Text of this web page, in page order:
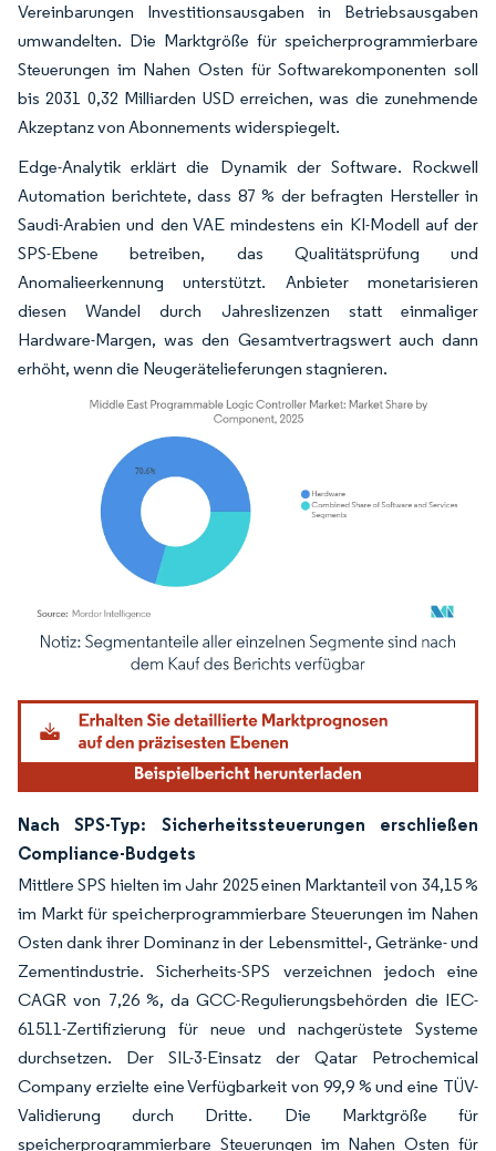
Vereinbarungen Investitionsausgaben in Betriebsausgaben
umwandelten. Die Marktgröße für speicherprogrammierbare
Steuerungen im Nahen Osten für Softwarekomponenten soll
bis 2031 0,32 Milliarden USD erreichen, was die zunehmende
Akzeptanz von Abonnements widerspiegelt.
Edge-Analytik erklärt die Dynamik der Software. Rockwell
Automation berichtete, dass 87 % der befragten Hersteller in
Saudi-Arabien und den VAE mindestens ein KI-Modell auf der
SPS-Ebene betreiben, das Qualitätsprüfung und
Anomalieerkennung unterstützt. Anbieter monetarisieren
diesen Wandel durch Jahreslizenzen statt einmaliger
Hardware-Margen, was den Gesamtvertragswert auch dann
erhöht, wenn die Neugerätelieferungen stagnieren.
Bild © Mordor Intelligence. Wiederverwendung erfordert Namensnennung
Nach SPS-Typ: Sicherheitssteuerungen erschließen
Compliance-Budgets
Mittlere SPS hielten im Jahr 2025 einen Marktanteil von 34,15 %
im Markt für speicherprogrammierbare Steuerungen im Nahen
Osten dank ihrer Dominanz in der Lebensmittel-, Getränke- und
Zementindustrie. Sicherheits-SPS verzeichnen jedoch eine
CAGR von 7,26 %, da GCC-Regulierungsbehörden die IEC-
61511-Zertifizierung für neue und nachgerüstete Systeme
durchsetzen. Der SIL-3-Einsatz der Qatar Petrochemical
Company erzielte eine Verfügbarkeit von 99,9 % und eine TÜV-
Validierung durch Dritte. Die Marktgröße für
speicherprogrammierbare Steuerungen im Nahen Osten für